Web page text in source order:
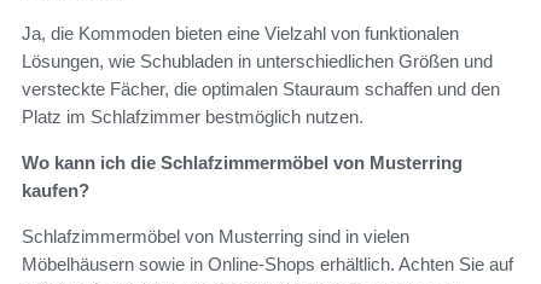
Ja, die Kommoden bieten eine Vielzahl von funktionalen
Lösungen, wie Schubladen in unterschiedlichen Größen und
versteckte Fächer, die optimalen Stauraum schaffen und den
Platz im Schlafzimmer bestmöglich nutzen.
Wo kann ich die Schlafzimmermöbel von Musterring
kaufen?
Schlafzimmermöbel von Musterring sind in vielen
Möbelhäusern sowie in Online-Shops erhältlich. Achten Sie auf